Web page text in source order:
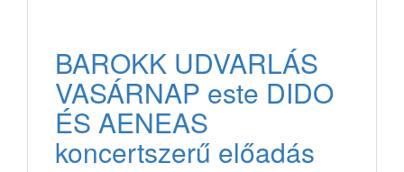
BAROKK UDVARLÁS
VASÁRNAP este DIDO
ÉS AENEAS
koncertszerű előadás